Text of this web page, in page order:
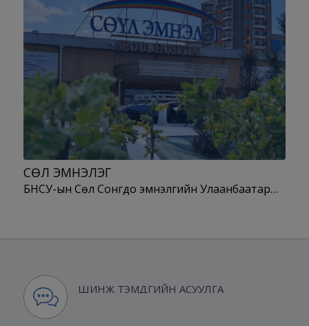
СӨҮЛ ЭМНЭЛЭГ
БНСУ-ын Сөүл Сонгдо эмнэлгийн Улаанбаатар…
ШИНЖ ТЭМДГИЙН АСУУЛГА